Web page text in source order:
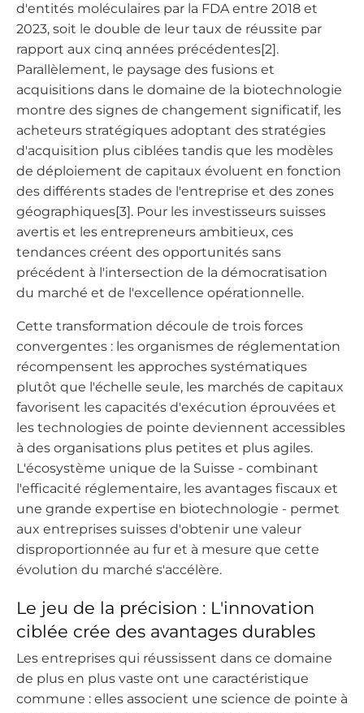
d'entités moléculaires par la FDA entre 2018 et
2023, soit le double de leur taux de réussite par
rapport aux cinq années précédentes[2].
Parallèlement, le paysage des fusions et
acquisitions dans le domaine de la biotechnologie
montre des signes de changement significatif, les
acheteurs stratégiques adoptant des stratégies
d'acquisition plus ciblées tandis que les modèles
de déploiement de capitaux évoluent en fonction
des différents stades de l'entreprise et des zones
géographiques[3]. Pour les investisseurs suisses
avertis et les entrepreneurs ambitieux, ces
tendances créent des opportunités sans
précédent à l'intersection de la démocratisation
du marché et de l'excellence opérationnelle.
Cette transformation découle de trois forces
convergentes : les organismes de réglementation
récompensent les approches systématiques
plutôt que l'échelle seule, les marchés de capitaux
favorisent les capacités d'exécution éprouvées et
les technologies de pointe deviennent accessibles
à des organisations plus petites et plus agiles.
L'écosystème unique de la Suisse - combinant
l'efficacité réglementaire, les avantages fiscaux et
une grande expertise en biotechnologie - permet
aux entreprises suisses d'obtenir une valeur
disproportionnée au fur et à mesure que cette
évolution du marché s'accélère.
Le jeu de la précision : L'innovation
ciblée crée des avantages durables
Les entreprises qui réussissent dans ce domaine
de plus en plus vaste ont une caractéristique
commune : elles associent une science de pointe à